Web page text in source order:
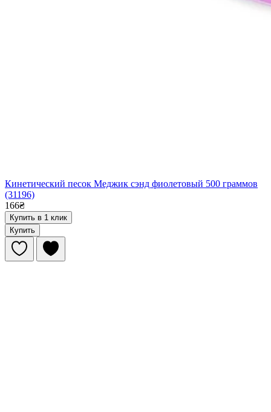
Кинетический песок Меджик сэнд фиолетовый 500 граммов
(31196)
166₴
Купить в 1 клик
Купить